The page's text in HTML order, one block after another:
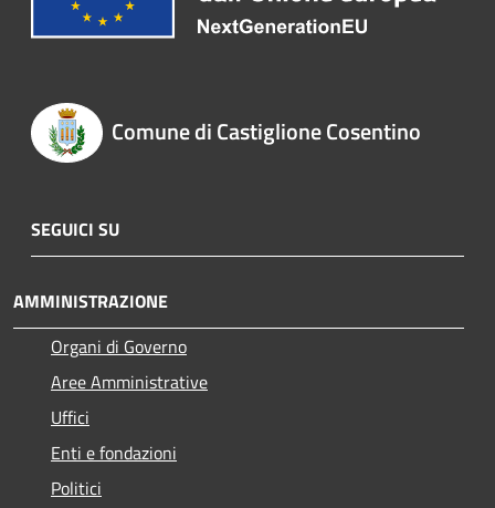
Comune di Castiglione Cosentino
SEGUICI SU
AMMINISTRAZIONE
Organi di Governo
Aree Amministrative
Uffici
Enti e fondazioni
Politici